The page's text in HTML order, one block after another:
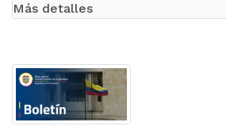
Más detalles